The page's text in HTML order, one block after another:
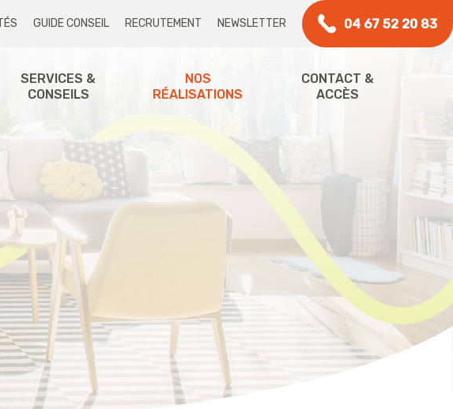
GUIDE CONSEIL RECRUTEMENT NEWSLETTER 04 67 52 20 83
SERVICES &
CONSEILS
NOS
RÉALISATIONS
CONTACT &
ACCÈS